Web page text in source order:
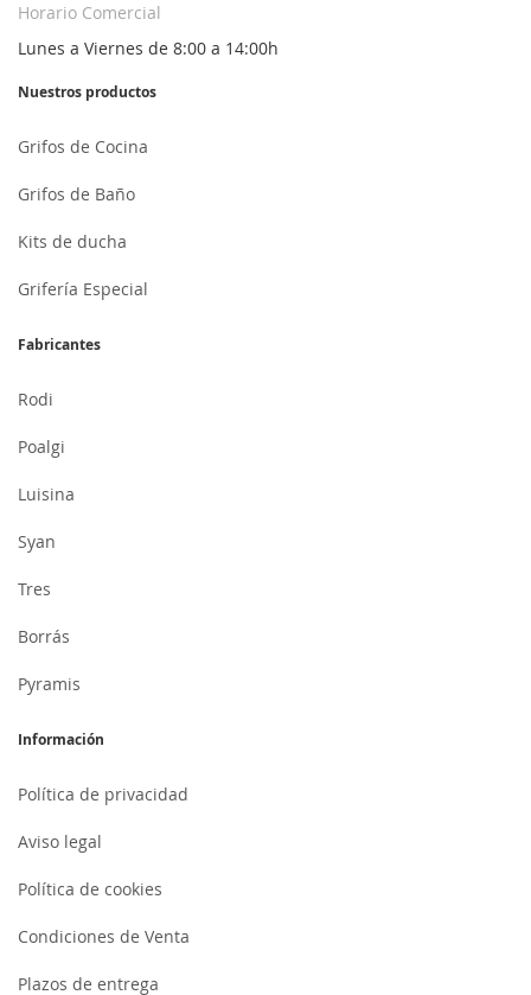
Horario Comercial
Lunes a Viernes de 8:00 a 14:00h
Nuestros productos
Grifos de Cocina
Grifos de Baño
Kits de ducha
Grifería Especial
Fabricantes
Rodi
Poalgi
Luisina
Syan
Tres
Borrás
Pyramis
Información
Política de privacidad
Aviso legal
Política de cookies
Condiciones de Venta
Plazos de entrega